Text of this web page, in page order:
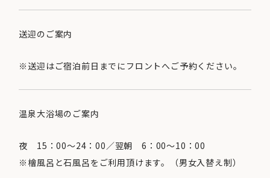
送迎のご案内
※送迎はご宿泊前日までにフロントへご予約ください。
温泉大浴場のご案内
夜 15：00～24：00／翌朝 6：00～10：00
※檜風呂と石風呂をご利用頂けます。（男女入替え制）